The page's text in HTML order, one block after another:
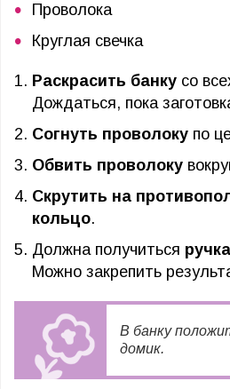
Проволока
Круглая свечка
Раскрасить банку со
Дождаться, пока
Согнуть проволоку по
Обвить проволоку
Скрутить на
кольцо.
Должна получиться ручка
Можно закрепить
В банку
домик.